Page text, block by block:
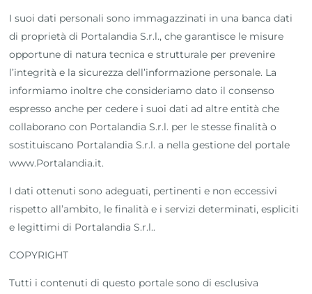
I suoi dati personali sono immagazzinati in una banca dati
di proprietà di Portalandia S.r.l., che garantisce le misure
opportune di natura tecnica e strutturale per prevenire
l’integrità e la sicurezza dell’informazione personale. La
informiamo inoltre che consideriamo dato il consenso
espresso anche per cedere i suoi dati ad altre entità che
collaborano con Portalandia S.r.l. per le stesse finalità o
sostituiscano Portalandia S.r.l. a nella gestione del portale
www.Portalandia.it.
I dati ottenuti sono adeguati, pertinenti e non eccessivi
rispetto all’ambito, le finalità e i servizi determinati, espliciti
e legittimi di Portalandia S.r.l..
COPYRIGHT
Tutti i contenuti di questo portale sono di esclusiva